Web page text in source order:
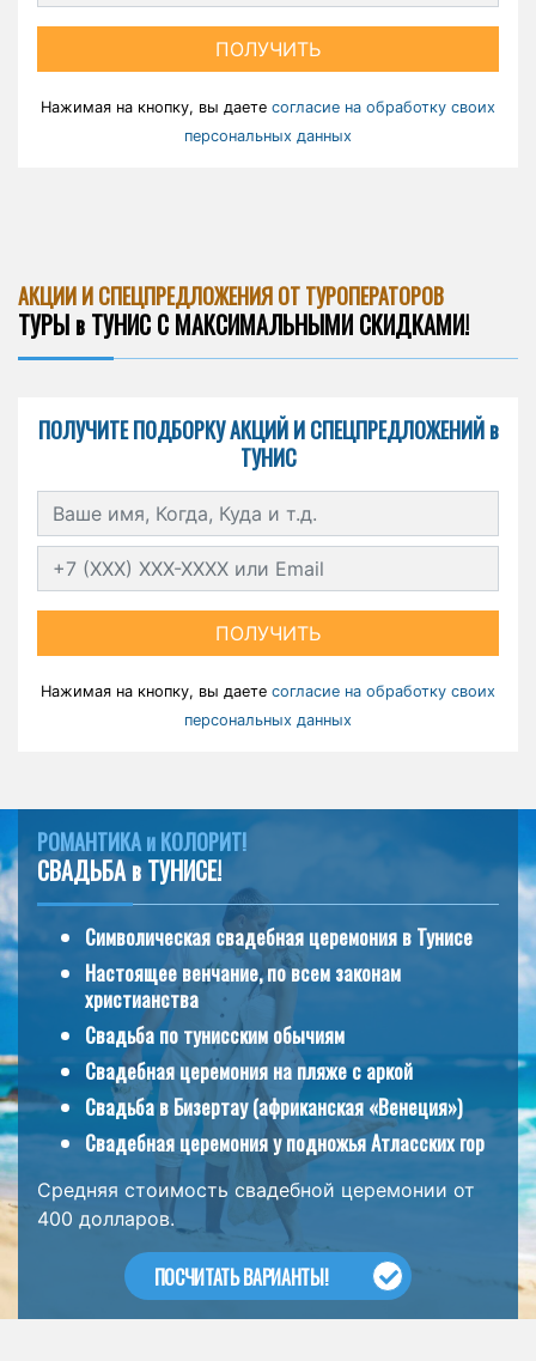
ПОЛУЧИТЬ
Нажимая на кнопку, вы даете согласие на обработку своих
персональных данных
АКЦИИ И СПЕЦПРЕДЛОЖЕНИЯ ОТ ТУРОПЕРАТОРОВ
ТУРЫ в ТУНИС С МАКСИМАЛЬНЫМИ СКИДКАМИ!
ПОЛУЧИТЕ ПОДБОРКУ АКЦИЙ И СПЕЦПРЕДЛОЖЕНИЙ в
ТУНИС
ПОЛУЧИТЬ
Нажимая на кнопку, вы даете согласие на обработку своих
персональных данных
РОМАНТИКА и КОЛОРИТ!
СВАДЬБА в ТУНИСЕ!
Символическая свадебная церемония в Тунисе
Настоящее венчание, по всем законам
христианства
Свадьба по тунисским обычиям
Свадебная церемония на пляже с аркой
Свадьба в Бизертау (африканская «Венеция»)
Свадебная церемония у подножья Атласских гор
Средняя стоимость свадебной церемонии от
400 долларов.
ПОСЧИТАТЬ ВАРИАНТЫ!